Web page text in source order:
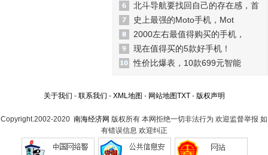
北斗导航要找回自己的存在感，首
史上最强的Moto手机，Mot
2000左右最值得购买的手机，
现在值得买的5款好手机！
性价比爆表，10款699元智能
关于我们 - 联系我们 - XML地图 - 网站地图TXT- 版权声明
Copyright.2002-2020 南海经济网 版权所有 本网拒绝一切非法行为 欢迎监督举报 如
有错误信息 欢迎纠正